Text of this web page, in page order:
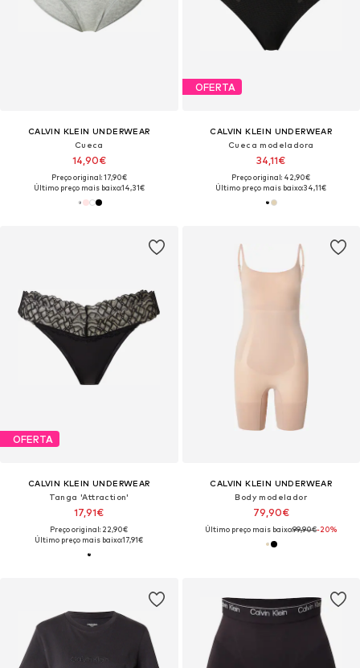
CALVIN KLEIN UNDERWEAR
Cueca
14,90€
Preço original: 17,90€
Último preço mais baixo:14,31€
OFERTA
CALVIN KLEIN UNDERWEAR
Cueca modeladora
34,11€
Preço original: 42,90€
Último preço mais baixo:34,11€
OFERTA
CALVIN KLEIN UNDERWEAR
Tanga 'Attraction'
17,91€
Preço original: 22,90€
Último preço mais baixo:17,91€
CALVIN KLEIN UNDERWEAR
Body modelador
79,90€
Último preço mais baixo:99,90€-20%